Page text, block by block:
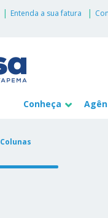
Entenda a sua fatura
Conheça
Colunas